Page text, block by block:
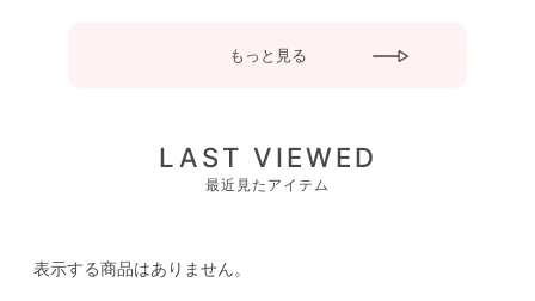
もっと見る
LAST VIEWED
最近見たアイテム
表示する商品はありません。